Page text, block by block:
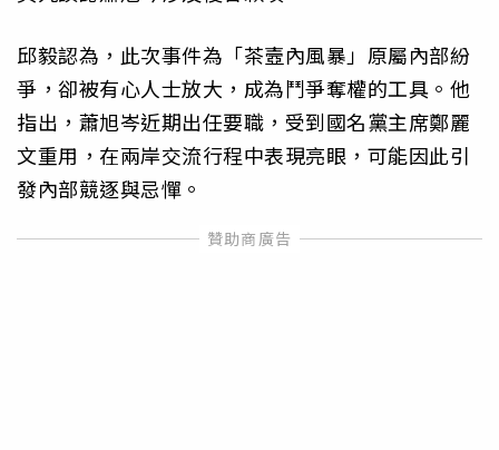
邱毅認為，此次事件為「茶壼內風暴」原屬內部紛
爭，卻被有心人士放大，成為鬥爭奪權的工具。他
指出，蕭旭岑近期出任要職，受到國名黨主席鄭麗
文重用，在兩岸交流行程中表現亮眼，可能因此引
發內部競逐與忌憚。